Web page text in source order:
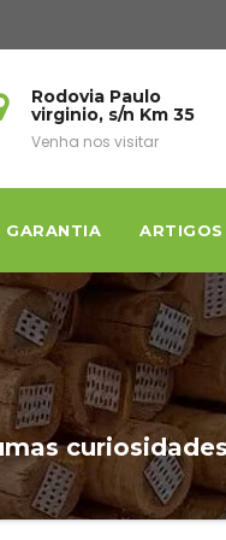
Rodovia Paulo
virginio, s/n Km 35
Venha nos visitar
GARANTIA ARTIGOS